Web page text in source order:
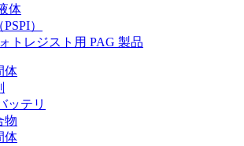
体
）
トレジスト用 PAG 製品
体
ッテリ
物
体